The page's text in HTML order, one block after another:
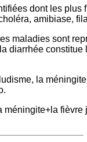
dont les plus
amibiase,
maladies sont
diarrhée constitue
la
méningite+la fièvre